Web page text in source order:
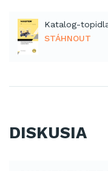
STÁHNOUT
DISKUSIA